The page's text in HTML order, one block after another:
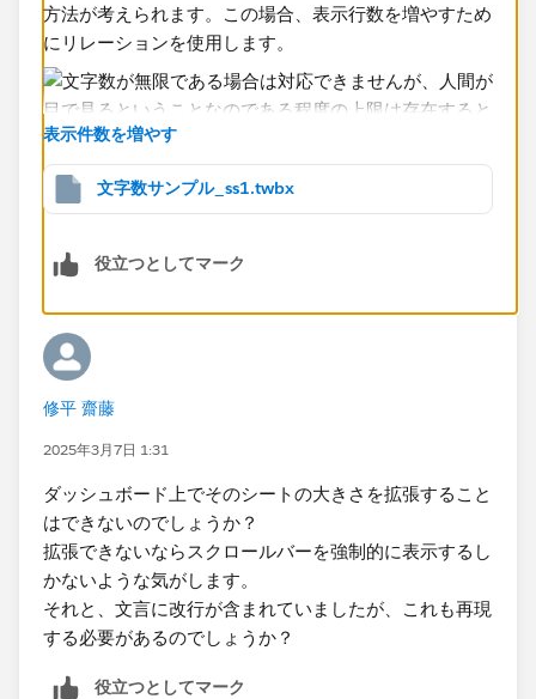
方法が考えられます。この場合、表示行数を増やすため
にリレーションを使用します。
設計内容については実物を見たほうが早いと思いますの
で、添付ファイルを見てみてください。
表示件数を増やす
文字数サンプル_ss1.twbx
役立つとしてマーク
修平 齋藤
2025年3月7日 1:31
ダッシュボード上でそのシートの大きさを拡張すること
はできないのでしょうか？
拡張できないならスクロールバーを強制的に表示するし
かないような気がします。
それと、文言に改行が含まれていましたが、これも再現
する必要があるのでしょうか？
役立つとしてマーク